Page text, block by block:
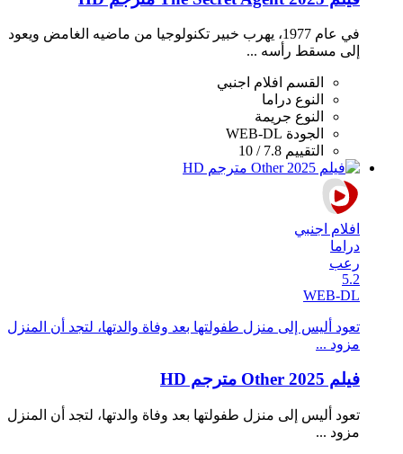
في عام 1977، يهرب خبير تكنولوجيا من ماضيه الغامض ويعود
إلى مسقط رأسه ...
القسم
افلام اجنبي
النوع دراما
النوع جريمة
الجودة WEB-DL
التقييم 7.8 / 10
افلام اجنبي
دراما
رعب
5.2
WEB-DL
تعود أليس إلى منزل طفولتها بعد وفاة والدتها، لتجد أن المنزل
مزود ...
فيلم Other 2025 مترجم HD
تعود أليس إلى منزل طفولتها بعد وفاة والدتها، لتجد أن المنزل
مزود ...